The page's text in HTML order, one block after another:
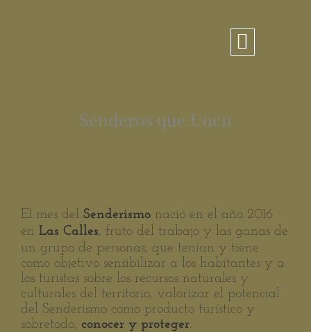
Senderos que Unen
El mes del Senderismo nació en el año 2016
en Las Calles, fruto del trabajo y las ganas de
un grupo de personas, que tenían y tiene
como objetivo sensibilizar a los habitantes y a
los turistas sobre los recursos naturales y
culturales del territorio, valorizar el potencial
del Senderismo como producto turístico y
sobretodo, conocer y proteger